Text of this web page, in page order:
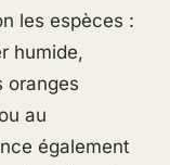
les espèces :
humide,
oranges
au
également